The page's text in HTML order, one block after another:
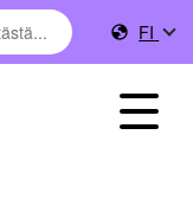
FI